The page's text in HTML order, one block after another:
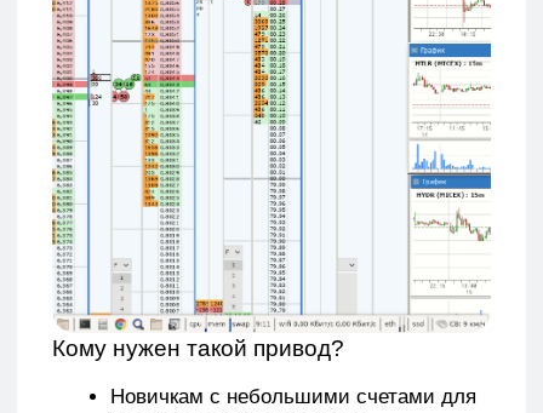
Кому нужен такой привод?
Новичкам с небольшими счетами для
быстрого старта и первым
знакомством с рынком на Московской
Трейдерам, которые хотят увеличить
покупательскую способность за счет
средств проп-компании, потому что
трейдерам пропов.